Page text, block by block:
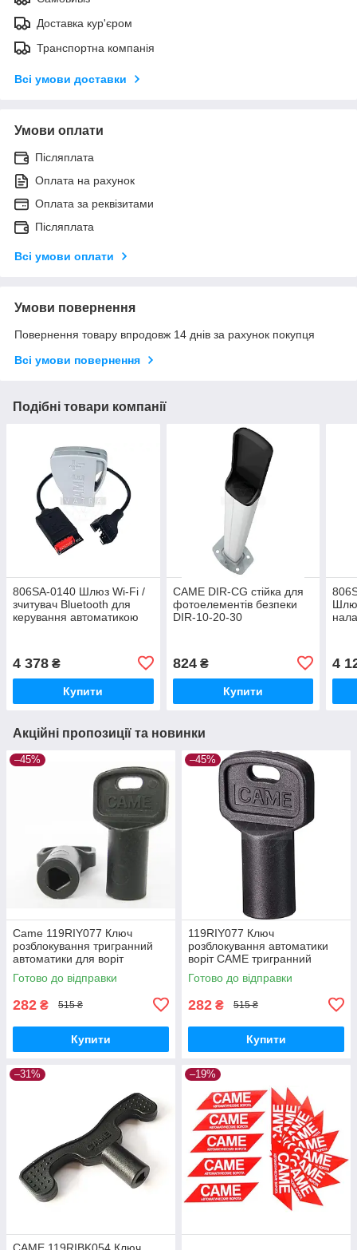
Доставка кур'єром
Транспортна компанія
Всі умови доставки
Умови оплати
Післяплата
Оплата на рахунок
Оплата за реквізитами
Післяплата
Всі умови оплати
Умови повернення
Повернення товару впродовж 14 днів за рахунок покупця
Всі умови повернення
Подібні товари компанії
806SA-0140 Шлюз Wi-Fi /
зчитувач Bluetooth для
керування автоматикою
4 378 ₴
Купити
CAME DIR-CG стійка для
фотоелементів безпеки
DIR-10-20-30
824₴
Купити
4
Акційні пропозиції та новинки
–45%
Came 119RIY077 Ключ
розблокування тригранний
автоматики для воріт
Готово до відправки
282 ₴ 515 ₴
Купити
–45%
119RIY077 Ключ
розблокування автоматики
воріт CAME тригранний
Готово до відправки
282 ₴ 515 ₴
Купити
–31% –19%